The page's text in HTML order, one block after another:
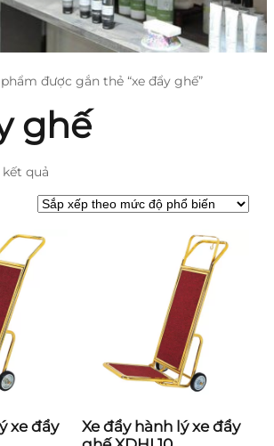
được gắn thẻ “xe đẩy ghế”
ghế
quả
sắp
xếp
xe đẩy
Xe đẩy hành lý xe đẩy